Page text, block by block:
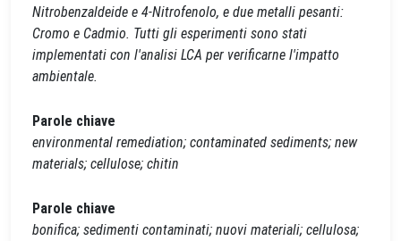
Nitrobenzaldeide e 4-Nitrofenolo, e due metalli pesanti:
Cromo e Cadmio. Tutti gli esperimenti sono stati
implementati con l'analisi LCA per verificarne l'impatto
ambientale.
Parole chiave
environmental remediation; contaminated sediments; new
materials; cellulose; chitin
Parole chiave
bonifica; sedimenti contaminati; nuovi materiali; cellulosa;